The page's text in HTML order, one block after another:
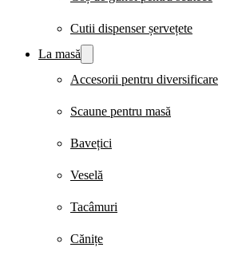
Cutii dispenser șervețete
La masă
Accesorii pentru diversificare
Scaune pentru masă
Bavețici
Veselă
Tacâmuri
Cănițe